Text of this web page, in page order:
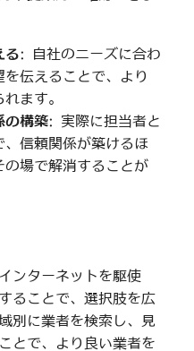
る: 自社のニーズに合わ
伝えることで、より
ます。
の構築: 実際に担当者と
信頼関係が築けるほ
の場で解消することが
ンターネットを駆使
ることで、選択肢を広
別に業者を検索し、見
とで、より良い業者を